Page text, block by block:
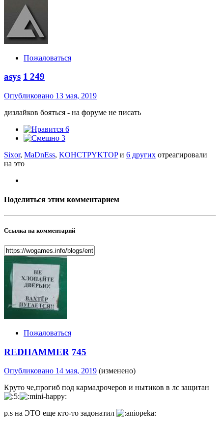
Пожаловаться
asys 1 249
Опубликовано 13 мая, 2019
дизлайков бояться - на форуме не писать
6
3
Sixor, MaDnEss, KOHCTPYKTOPи 6 других отреагировали
на это
Поделиться этим комментарием
Ссылка на комментарий
Пожаловаться
REDHAMMER 745
Опубликовано 14 мая, 2019 (изменено)
Круто че,прогиб под кармадрочеров и нытиков в лс защитан
p.s на ЭТО еще кто-то задонатил